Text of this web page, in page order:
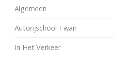
Algemeen
Autorijschool Twan
In Het Verkeer